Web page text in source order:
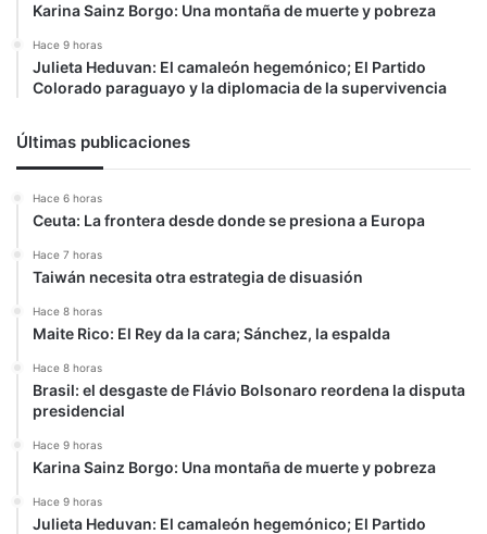
Karina Sainz Borgo: Una montaña de muerte y pobreza
Hace 9 horas
Julieta Heduvan: El camaleón hegemónico; El Partido
Colorado paraguayo y la diplomacia de la supervivencia
Últimas publicaciones
Hace 6 horas
Ceuta: La frontera desde donde se presiona a Europa
Hace 7 horas
Taiwán necesita otra estrategia de disuasión
Hace 8 horas
Maite Rico: El Rey da la cara; Sánchez, la espalda
Hace 8 horas
Brasil: el desgaste de Flávio Bolsonaro reordena la disputa
presidencial
Hace 9 horas
Karina Sainz Borgo: Una montaña de muerte y pobreza
Hace 9 horas
Julieta Heduvan: El camaleón hegemónico; El Partido